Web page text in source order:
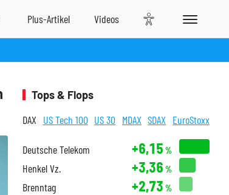
Tops & Flops
DAX US Tech 100 US 30 MDAX SDAX EuroStoxx
Deutsche Telekom +6,15 %
Henkel Vz. +3,36 %
Brenntag +2,73 %